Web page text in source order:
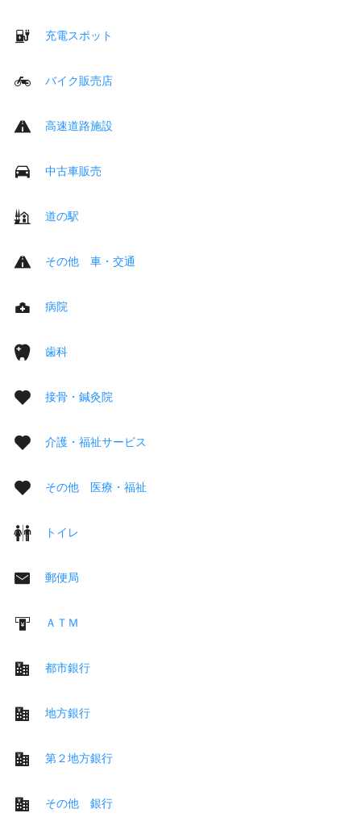
充電スポット
バイク販売店
高速道路施設
中古車販売
道の駅
その他 車・交通
病院
歯科
接骨・鍼灸院
介護・福祉サービス
その他 医療・福祉
トイレ
郵便局
ＡＴＭ
都市銀行
地方銀行
第２地方銀行
その他 銀行